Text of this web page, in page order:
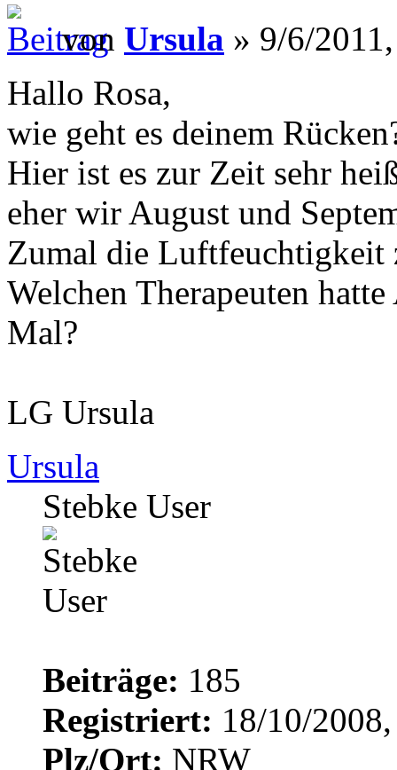
von Ursula » 9/6/
Hallo Rosa,
wie geht es deinem
Hier ist es zur Zeit sehr
eher wir August und
Zumal die Luftfeuchtigkeit
Welchen Therapeuten
Mal?
LG Ursula
Ursula
Stebke User
Beiträge: 185
Registriert: 18/10/
Plz/Ort: NRW